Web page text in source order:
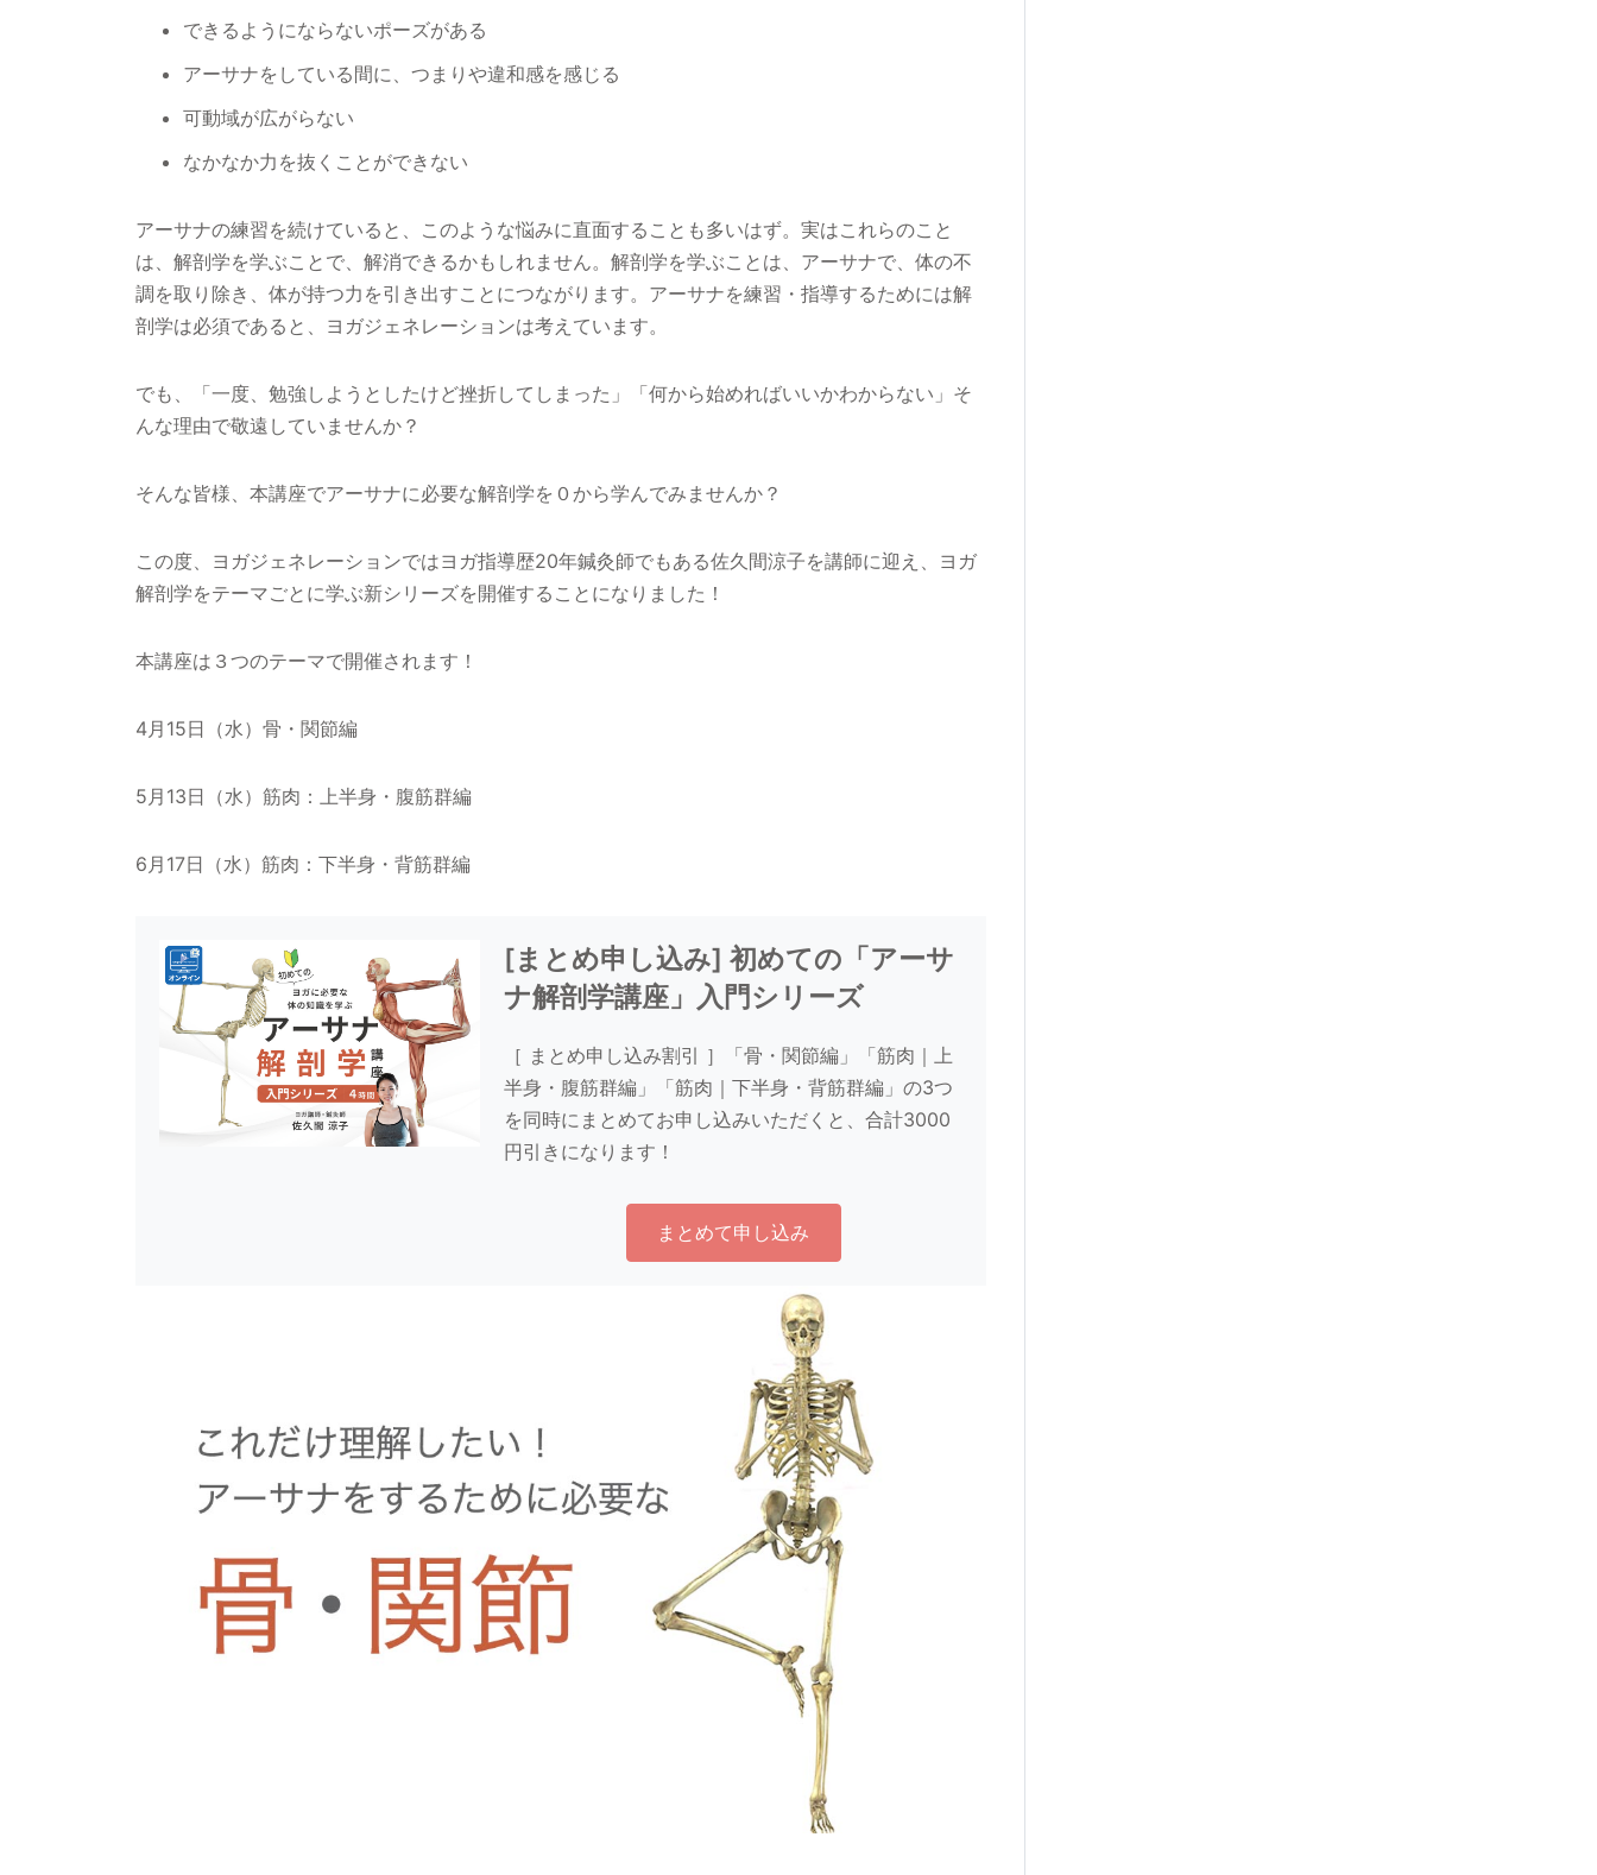
できるようにならないポーズがある
アーサナをしている間に、つまりや違和感を感じる
可動域が広がらない
なかなか力を抜くことができない
アーサナの練習を続けていると、このような悩みに直面することも多いはず。実はこれらのこと
は、解剖学を学ぶことで、解消できるかもしれません。解剖学を学ぶことは、アーサナで、体の不
調を取り除き、体が持つ力を引き出すことにつながります。アーサナを練習・指導するためには解
剖学は必須であると、ヨガジェネレーションは考えています。
でも、「一度、勉強しようとしたけど挫折してしまった」「何から始めればいいかわからない」そ
んな理由で敬遠していませんか？
そんな皆様、本講座でアーサナに必要な解剖学を０から学んでみませんか？
この度、ヨガジェネレーションではヨガ指導歴20年鍼灸師でもある佐久間涼子を講師に迎え、ヨガ
解剖学をテーマごとに学ぶ新シリーズを開催することになりました！
本講座は３つのテーマで開催されます！
4月15日（水）骨・関節編
5月13日（水）筋肉：上半身・腹筋群編
6月17日（水）筋肉：下半身・背筋群編
[まとめ申し込み] 初めての「アーサ
ナ解剖学講座」入門シリーズ
［ まとめ申し込み割引 ］「骨・関節編」「筋肉｜上
半身・腹筋群編」「筋肉｜下半身・背筋群編」の3つ
を同時にまとめてお申し込みいただくと、合計3000
円引きになります！
まとめて申し込み